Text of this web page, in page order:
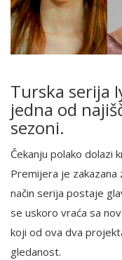
Turska serija
jedna od
sezoni.
Čekanju polako dolazi
Premijera je
način serija postaje
se uskoro vraća sa
koji od ova dva
gledanost.